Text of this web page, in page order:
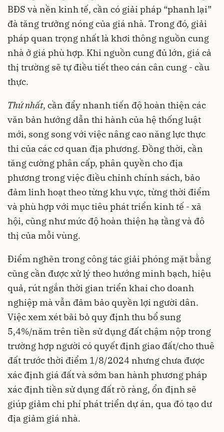
BĐS và nền kinh tế, cần có giải pháp “phanh lại”
đà tăng trưởng nóng của giá nhà. Trong đó, giải
pháp quan trọng nhất là khơi thông nguồn cung
nhà ở giá phù hợp. Khi nguồn cung đủ lớn, giá cả
thị trường sẽ tự điều tiết theo cán cân cung - cầu
thực.
Thứ nhất, cần đẩy nhanh tiến độ hoàn thiện các
văn bản hướng dẫn thi hành của hệ thống luật
mới, song song với việc nâng cao năng lực thực
thi của các cơ quan địa phương. Đồng thời, cần
tăng cường phân cấp, phân quyền cho địa
phương trong việc điều chỉnh chính sách, bảo
đảm linh hoạt theo từng khu vực, từng thời điểm
và phù hợp với mục tiêu phát triển kinh tế - xã
hội, cũng như mức độ hoàn thiện hạ tầng và đô
thị của mỗi vùng.
Điểm nghẽn trong công tác giải phóng mặt bằng
cũng cần được xử lý theo hướng minh bạch, hiệu
quả, rút ngắn thời gian triển khai cho doanh
nghiệp mà vẫn đảm bảo quyền lợi người dân.
Việc xem xét bãi bỏ quy định thu bổ sung
5,4%/năm trên tiền sử dụng đất chậm nộp trong
trường hợp người có quyết định giao đất/cho thuê
đất trước thời điểm 1/8/2024 nhưng chưa được
xác định giá đất và sớm ban hành phương pháp
xác định tiền sử dụng đất rõ ràng, ổn định sẽ
giúp giảm chi phí phát triển dự án, qua đó tạo dư
địa giảm giá nhà.